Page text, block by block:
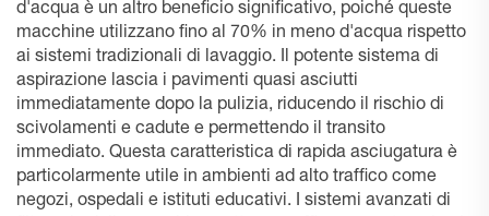
d'acqua è un altro beneficio significativo, poiché queste
macchine utilizzano fino al 70% in meno d'acqua rispetto
ai sistemi tradizionali di lavaggio. Il potente sistema di
aspirazione lascia i pavimenti quasi asciutti
immediatamente dopo la pulizia, riducendo il rischio di
scivolamenti e cadute e permettendo il transito
immediato. Questa caratteristica di rapida asciugatura è
particolarmente utile in ambienti ad alto traffico come
negozi, ospedali e istituti educativi. I sistemi avanzati di